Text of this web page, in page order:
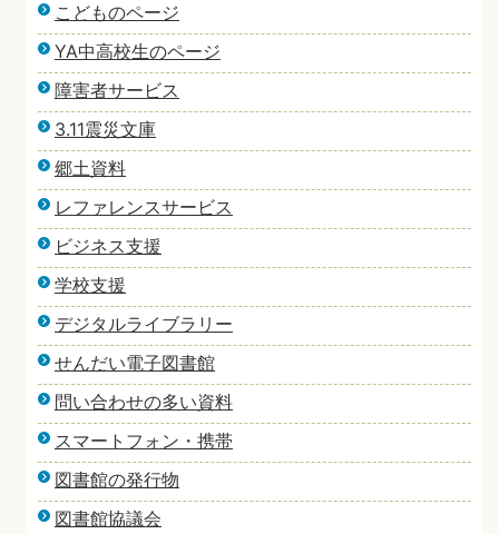
こどものページ
YA中高校生のページ
障害者サービス
3.11震災文庫
郷土資料
レファレンスサービス
ビジネス支援
学校支援
デジタルライブラリー
せんだい電子図書館
問い合わせの多い資料
スマートフォン・携帯
図書館の発行物
図書館協議会